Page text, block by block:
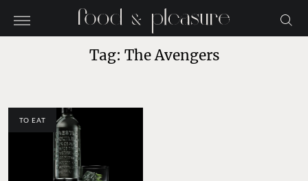
Tag: The Avengers
TO EAT